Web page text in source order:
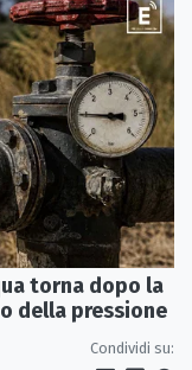
torna dopo la
della pressione
Condividi su: